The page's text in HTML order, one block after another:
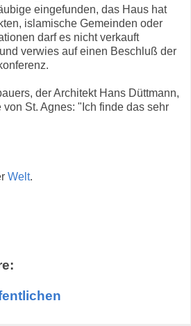
eingefunden, das Haus hat
islamische Gemeinden oder
darf es nicht verkauft
verwies auf einen Beschluß der
der Architekt Hans Düttmann,
St. Agnes: "Ich finde das sehr
Welt.